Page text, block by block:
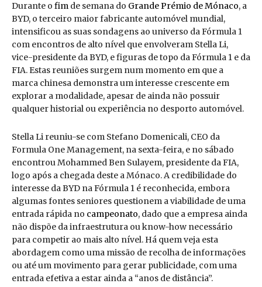
Durante o fim de semana do Grande Prémio de Mónaco, a
BYD, o terceiro maior fabricante automóvel mundial,
intensificou as suas sondagens ao universo da Fórmula 1
com encontros de alto nível que envolveram Stella Li,
vice-presidente da BYD, e figuras de topo da Fórmula 1 e da
FIA. Estas reuniões surgem num momento em que a
marca chinesa demonstra um interesse crescente em
explorar a modalidade, apesar de ainda não possuir
qualquer historial ou experiência no desporto automóvel.
Stella Li reuniu-se com Stefano Domenicali, CEO da
Formula One Management, na sexta-feira, e no sábado
encontrou Mohammed Ben Sulayem, presidente da FIA,
logo após a chegada deste a Mónaco. A credibilidade do
interesse da BYD na Fórmula 1 é reconhecida, embora
algumas fontes seniores questionem a viabilidade de uma
entrada rápida no campeonato, dado que a empresa ainda
não dispõe da infraestrutura ou know-how necessário
para competir ao mais alto nível. Há quem veja esta
abordagem como uma missão de recolha de informações
ou até um movimento para gerar publicidade, com uma
entrada efetiva a estar ainda a “anos de distância”.